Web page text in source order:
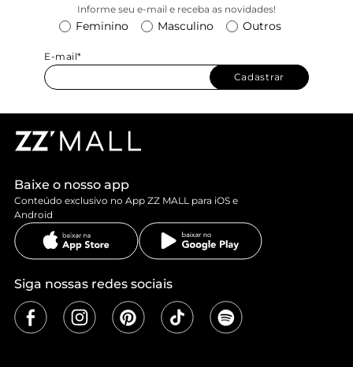
Informe seu e-mail e receba as novidades!
Feminino Masculino Outros
E-mail*
Cadastrar
Baixe o nosso app
Conteúdo exclusivo no App ZZ MALL para iOS e
Android
Siga nossas redes sociais